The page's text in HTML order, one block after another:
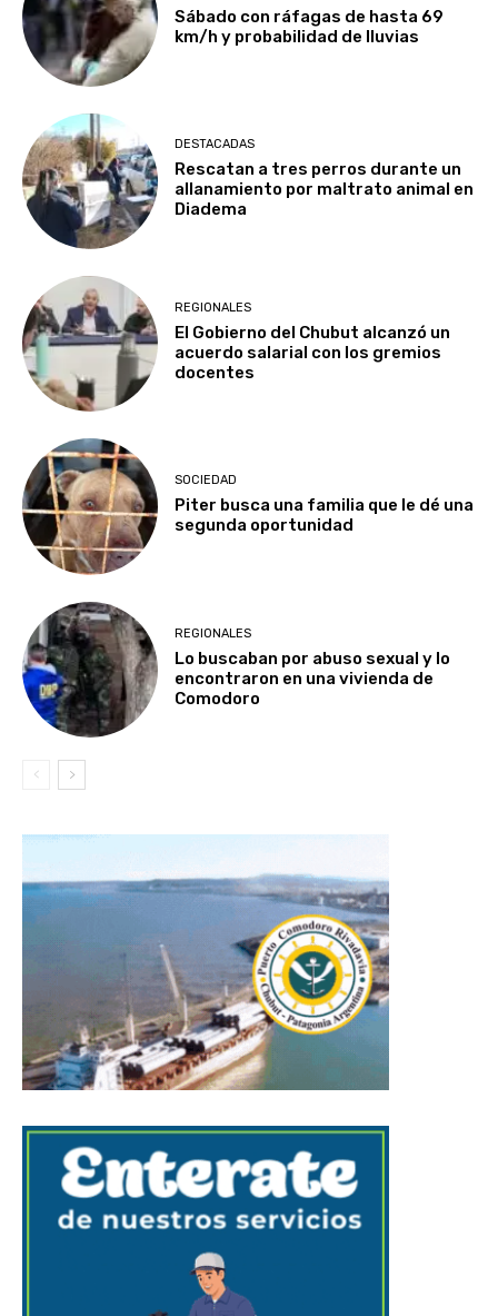
Sábado con ráfagas de hasta 69
km/h y probabilidad de lluvias
DESTACADAS
Rescatan a tres perros durante un
allanamiento por maltrato animal en
Diadema
REGIONALES
El Gobierno del Chubut alcanzó un
acuerdo salarial con los gremios
docentes
SOCIEDAD
Piter busca una familia que le dé una
segunda oportunidad
REGIONALES
Lo buscaban por abuso sexual y lo
encontraron en una vivienda de
Comodoro